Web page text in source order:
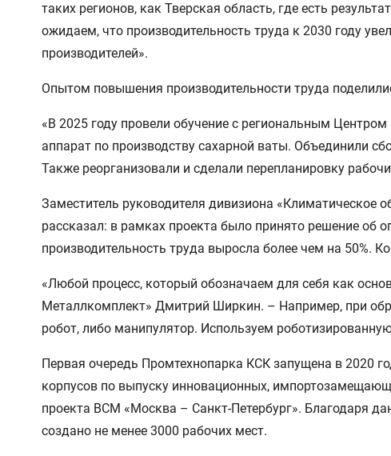
таких регионов, как Тверская область, где есть
ожидаем, что производительность труда к 2030 году
производителей».
Опытом повышения производительности труда
«В 2025 году провели обучение с региональным
аппарат по производству сахарной ваты. Объединили
Также реорганизовали и сделали перепланировку
Заместитель руководителя дивизиона «Климатическое
рассказал: в рамках проекта было принято решение об
производительность труда выросла более чем на 50%.
«Любой процесс, который обозначаем для себя как
Металлкомплект» Дмитрий Ширкин. – Например, при
робот, либо манипулятор. Используем
Первая очередь Промтехнопарка КСК запущена в 2020
корпусов по выпуску инновационных,
проекта ВСМ «Москва – Санкт-Петербург». Благодаря
создано не менее 3000 рабочих мест.